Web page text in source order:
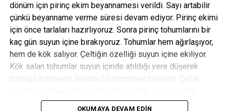
dönüm için pirinç ekim beyannamesi verildi. Sayı artabilir
çünkü beyanname verme süresi devam ediyor. Pirinç ekimi
için önce tarlaları hazırlıyoruz. Sonra pirinç tohumlarını bir
kaç gün suyun içine bırakıyoruz. Tohumlar hem ağırlaşıyor,
hem de kök salıyor. Çeltiğin özelliği suyun içine ekiliyor.
Kök salan tohumlar suyun içinde atıldığı yere düşerek
kalıyor ve tarihte tarlanın suyu kesilerek suyun çekilmesi
OKUMAYA DEVAM EDIN